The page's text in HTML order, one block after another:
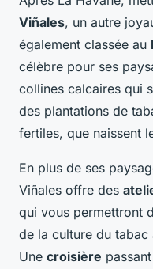
Viñales, un autre
également classée au
célèbre pour ses
collines calcaires qui
des plantations de
fertiles, que naissent
En plus de ses
Viñales offre des
qui vous permettront
de la culture du
Une croisière